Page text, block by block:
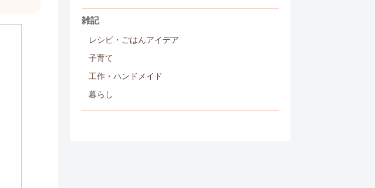
雑記
レシピ・ごはんアイデア
子育て
工作・ハンドメイド
暮らし